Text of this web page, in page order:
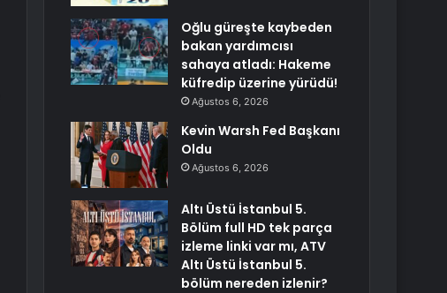
Oğlu güreşte kaybeden
bakan yardımcısı
sahaya atladı: Hakeme
küfredip üzerine yürüdü!
Ağustos 6, 2026
Kevin Warsh Fed Başkanı
Oldu
Ağustos 6, 2026
Altı Üstü İstanbul 5.
Bölüm full HD tek parça
izleme linki var mı, ATV
Altı Üstü İstanbul 5.
bölüm nereden izlenir?